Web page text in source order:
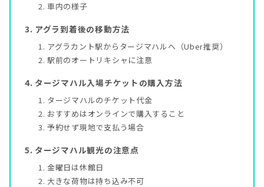
車内の様子
アグラ到着後の移動方法
アグラカント駅からタージマハルへ（Uber推奨）
駅前のオートリキシャに注意
タージマハル入場チケットの購入方法
タージマハルのチケット代金
おすすめはオンラインで購入すること
予約せず現地で支払う場合
タージマハル観光の注意点
金曜日は休館日
大きな荷物は持ち込み不可